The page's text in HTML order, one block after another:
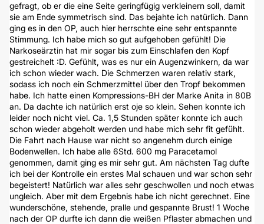
gefragt, ob er die eine Seite geringfügig verkleinern soll, damit
sie am Ende symmetrisch sind. Das bejahte ich natürlich. Dann
ging es in den OP, auch hier herrschte eine sehr entspannte
Stimmung. Ich habe mich so gut aufgehoben gefühlt! Die
Narkoseärztin hat mir sogar bis zum Einschlafen den Kopf
gestreichelt :D. Gefühlt, was es nur ein Augenzwinkern, da war
ich schon wieder wach. Die Schmerzen waren relativ stark,
sodass ich noch ein Schmerzmittel über den Tropf bekommen
habe. Ich hatte einen Kompressions-BH der Marke Anita in 80B
an. Da dachte ich natürlich erst oje so klein. Sehen konnte ich
leider noch nicht viel. Ca. 1,5 Stunden später konnte ich auch
schon wieder abgeholt werden und habe mich sehr fit gefühlt.
Die Fahrt nach Hause war nicht so angenehm durch einige
Bodenwellen. Ich habe alle 6Std. 600 mg Paracetamol
genommen, damit ging es mir sehr gut. Am nächsten Tag dufte
ich bei der Kontrolle ein erstes Mal schauen und war schon sehr
begeistert! Natürlich war alles sehr geschwollen und noch etwas
ungleich. Aber mit dem Ergebnis habe ich nicht gerechnet. Eine
wunderschöne, stehende, pralle und gespannte Brust! 1 Woche
nach der OP durfte ich dann die weißen Pflaster abmachen und